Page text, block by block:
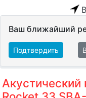
Ваш ближайший
Подтвердить
Акустический